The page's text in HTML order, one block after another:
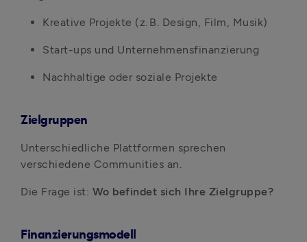
Kreative Projekte (z. B. Design, Film, Musik)
Start-ups und Unternehmensfinanzierung
Nachhaltige oder soziale Projekte
Zielgruppen
Unterschiedliche Plattformen sprechen
verschiedene Communities an.
Die Frage ist: Wo befindet sich Ihre Zielgruppe?
Finanzierungsmodell